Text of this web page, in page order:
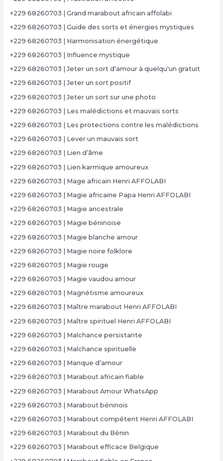
+229 68260703 | Grand marabout africain affolabi
+229 68260703 | Guide des sorts et énergies mystiques
+229 68260703 | Harmonisation énergétique
+229 68260703 | Influence mystique
+229 68260703 | Jeter un sort d'amour à quelqu'un gratuit
+229 68260703 | Jeter un sort positif
+229 68260703 | Jeter un sort sur une photo
+229 68260703 | Les malédictions et mauvais sorts
+229 68260703 | Les protections contre les malédictions
+229 68260703 | Lever un mauvais sort
+229 68260703 | Lien d’âme
+229 68260703 | Lien karmique amoureux
+229 68260703 | Mage africain Henri AFFOLABI
+229 68260703 | Magie africaine Papa Henri AFFOLABI
+229 68260703 | Magie ancestrale
+229 68260703 | Magie béninoise
+229 68260703 | Magie blanche amour
+229 68260703 | Magie noire folklore
+229 68260703 | Magie rouge
+229 68260703 | Magie vaudou amour
+229 68260703 | Magnétisme amoureux
+229 68260703 | Maître marabout Henri AFFOLABI
+229 68260703 | Maître spirituel Henri AFFOLABI
+229 68260703 | Malchance persistante
+229 68260703 | Malchance spirituelle
+229 68260703 | Manque d’amour
+229 68260703 | Marabout africain fiable
+229 68260703 | Marabout Amour WhatsApp
+229 68260703 | Marabout béninois
+229 68260703 | Marabout compétent Henri AFFOLABI
+229 68260703 | Marabout du Bénin
+229 68260703 | Marabout efficace Belgique